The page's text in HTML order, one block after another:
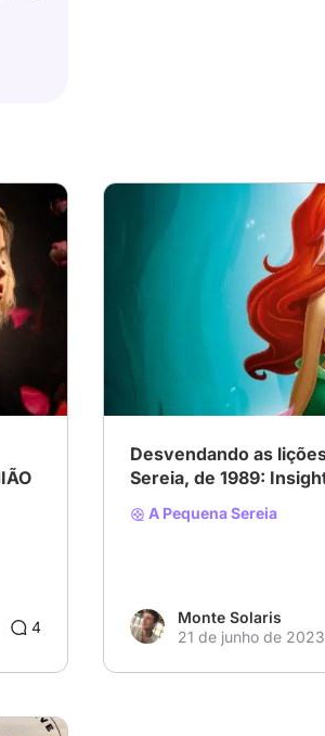
4
Desvendando as
Sereia, de 1989:
A Pequena Sereia
Monte Solaris
21 de junho de 2023